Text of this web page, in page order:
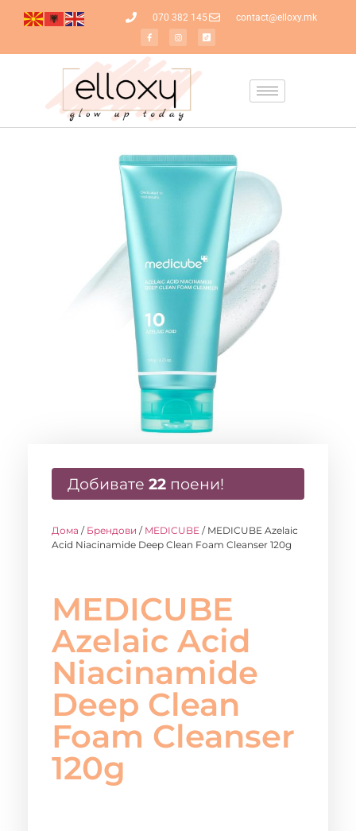
070 382 145 contact@elloxy.mk
Добивате 22 поени!
Дома / Брендови / MEDICUBE / MEDICUBE Azelaic
Acid Niacinamide Deep Clean Foam Cleanser 120g
MEDICUBE
Azelaic Acid
Niacinamide
Deep Clean
Foam Cleanser
120g